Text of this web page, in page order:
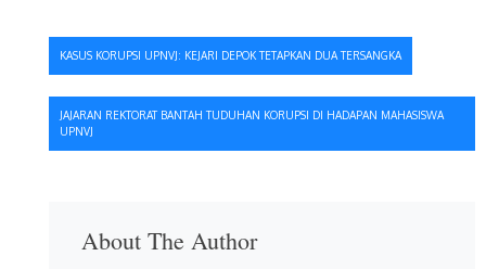
Navigasi
pos
KASUS KORUPSI UPNVJ: KEJARI DEPOK TETAPKAN DUA TERSANGKA
JAJARAN REKTORAT BANTAH TUDUHAN KORUPSI DI HADAPAN MAHASISWA
UPNVJ
About The Author